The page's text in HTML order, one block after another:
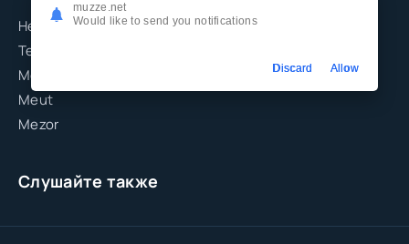
He roman
Te tu ales miri, romni
Med romni
Meut
Mezor
Слушайте также
muzze.net
Would like to send you notifications
Discard Allow